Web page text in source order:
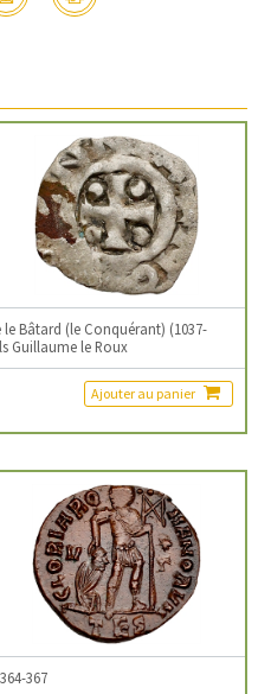
Bâtard (le Conquérant) (1037-
Guillaume le Roux
Ajouter au panier
367